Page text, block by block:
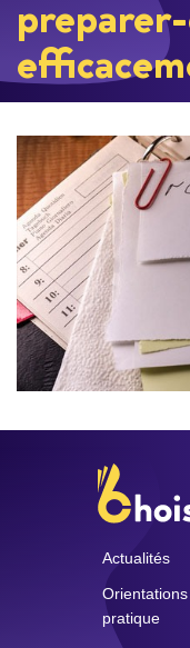
Actualités
pratique